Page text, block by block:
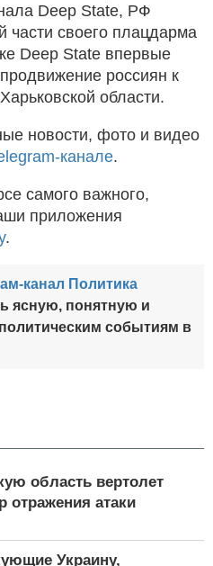
область вертолет
отражения атаки
Украину,
Deep State, РФ
части своего плацдарма
Deep State впервые
россиян к
области.
новости, фото и видео
канале.
самого важного,
приложения
.
канал Политика
ясную, понятную и
событиям в